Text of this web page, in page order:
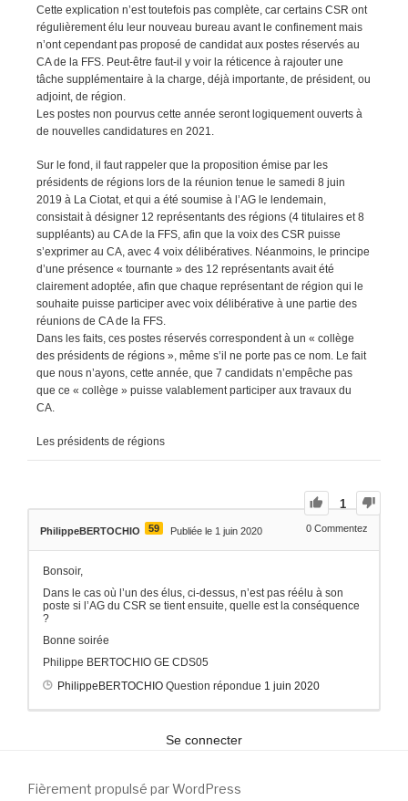
Cette explication n’est toutefois pas complète, car certains CSR ont
régulièrement élu leur nouveau bureau avant le confinement mais
n’ont cependant pas proposé de candidat aux postes réservés au
CA de la FFS. Peut-être faut-il y voir la réticence à rajouter une
tâche supplémentaire à la charge, déjà importante, de président, ou
adjoint, de région.
Les postes non pourvus cette année seront logiquement ouverts à
de nouvelles candidatures en 2021.
Sur le fond, il faut rappeler que la proposition émise par les
présidents de régions lors de la réunion tenue le samedi 8 juin
2019 à La Ciotat, et qui a été soumise à l’AG le lendemain,
consistait à désigner 12 représentants des régions (4 titulaires et 8
suppléants) au CA de la FFS, afin que la voix des CSR puisse
s’exprimer au CA, avec 4 voix délibératives. Néanmoins, le principe
d’une présence « tournante » des 12 représentants avait été
clairement adoptée, afin que chaque représentant de région qui le
souhaite puisse participer avec voix délibérative à une partie des
réunions de CA de la FFS.
Dans les faits, ces postes réservés correspondent à un « collège
des présidents de régions », même s’il ne porte pas ce nom. Le fait
que nous n’ayons, cette année, que 7 candidats n’empêche pas
que ce « collège » puisse valablement participer aux travaux du
CA.
Les présidents de régions
1
PhilippeBERTOCHIO 59 Publiée le 1 juin 2020 0 Commentez
Bonsoir,
Dans le cas où l’un des élus, ci-dessus, n’est pas réélu à son
poste si l’AG du CSR se tient ensuite, quelle est la conséquence
?
Bonne soirée
Philippe BERTOCHIO GE CDS05
PhilippeBERTOCHIO Question répondue 1 juin 2020
Se connecter
Fièrement propulsé par WordPress